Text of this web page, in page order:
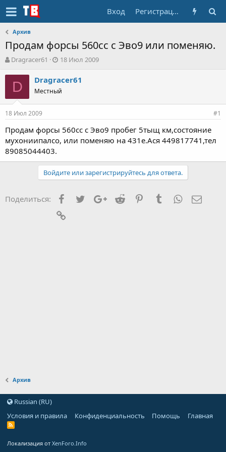
Вход Регистрация
Архив
Продам форсы 560сс с Эво9 или поменяю.
А
т
т
е
ы
Dragracer61
Д
т
а
н
а
л
а
18 Июл 2009
D Dragracer61
Местный
18 Июл 2009 #1
Продам форсы 560сс с Эво9 пробег 5тыщ км,состояние
мухониипалсо, или поменяю на 431е.Ася 449817741,тел
89085044403.
Войдите или зарегистрируйтесь для ответа.
Поделиться: FacebookTwitterGoogle+
Reddit PinterestTumblrWhatsApp
Архив
Russian (RU)
Условия и правила
Конфиденциальность Помощь Главная
Локализация от XenForo.Info